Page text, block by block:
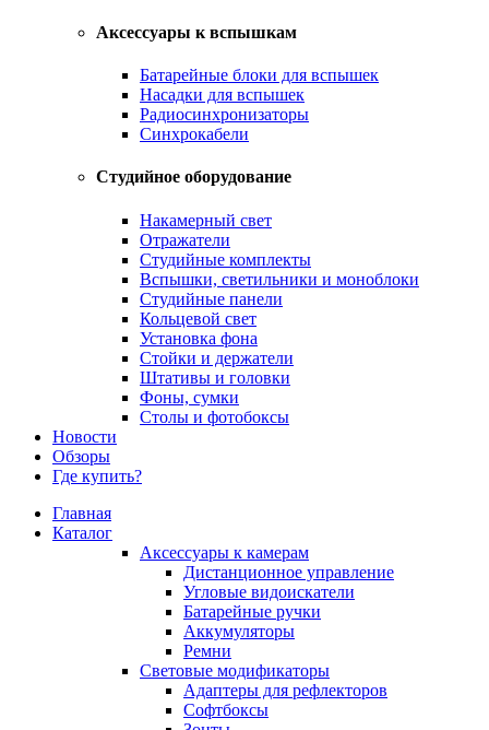
Аксессуары к вспышкам
Батарейные блоки для вспышек
Насадки для вспышек
Радиосинхронизаторы
Синхрокабели
Студийное оборудование
Накамерный свет
Отражатели
Студийные комплекты
Вспышки, светильники и моноблоки
Студийные панели
Кольцевой свет
Установка фона
Стойки и держатели
Штативы и головки
Фоны, сумки
Столы и фотобоксы
Новости
Обзоры
Где купить?
Главная
Каталог
Аксессуары к камерам
Дистанционное управление
Угловые видоискатели
Батарейные ручки
Аккумуляторы
Ремни
Световые модификаторы
Адаптеры для рефлекторов
Софтбоксы